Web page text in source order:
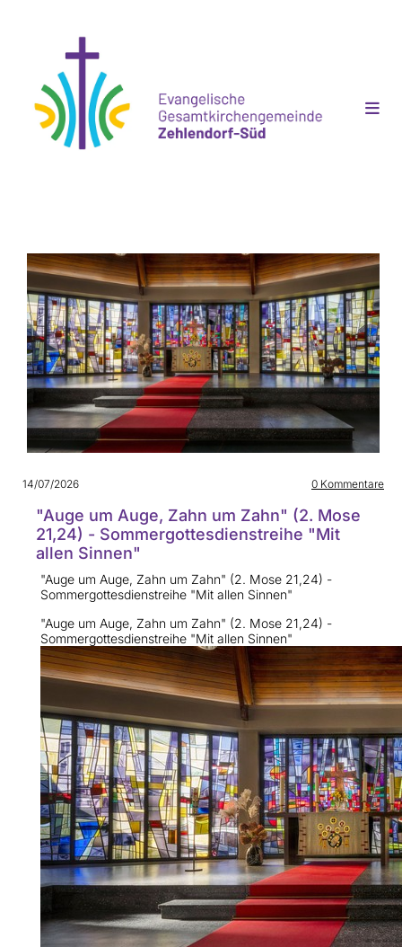
14/07/2026 0 Kommentare
"Auge um Auge, Zahn um Zahn" (2. Mose
21,24) - Sommergottesdienstreihe "Mit
allen Sinnen"
"Auge um Auge, Zahn um Zahn" (2. Mose 21,24) -
Sommergottesdienstreihe "Mit allen Sinnen"
"Auge um Auge, Zahn um Zahn" (2. Mose 21,24) -
Sommergottesdienstreihe "Mit allen Sinnen"